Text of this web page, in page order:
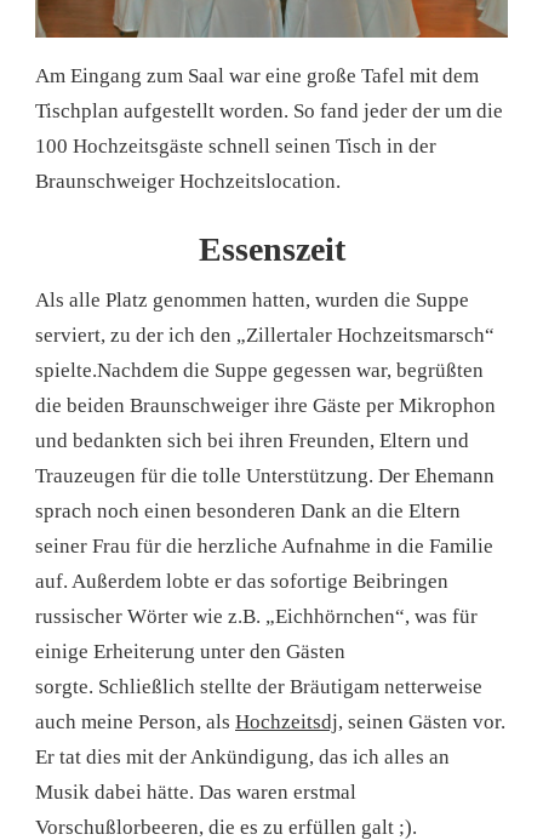
Am Eingang zum Saal war eine große Tafel mit dem
Tischplan aufgestellt worden. So fand jeder der um die
100 Hochzeitsgäste schnell seinen Tisch in der
Braunschweiger Hochzeitslocation.
Essenszeit
Als alle Platz genommen hatten, wurden die Suppe
serviert, zu der ich den „Zillertaler Hochzeitsmarsch“
spielte.Nachdem die Suppe gegessen war, begrüßten
die beiden Braunschweiger ihre Gäste per Mikrophon
und bedankten sich bei ihren Freunden, Eltern und
Trauzeugen für die tolle Unterstützung. Der Ehemann
sprach noch einen besonderen Dank an die Eltern
seiner Frau für die herzliche Aufnahme in die Familie
auf. Außerdem lobte er das sofortige Beibringen
russischer Wörter wie z.B. „Eichhörnchen“, was für
einige Erheiterung unter den Gästen
sorgte. Schließlich stellte der Bräutigam netterweise
auch meine Person, als Hochzeitsdj, seinen Gästen vor.
Er tat dies mit der Ankündigung, das ich alles an
Musik dabei hätte. Das waren erstmal
Vorschußlorbeeren, die es zu erfüllen galt ;).